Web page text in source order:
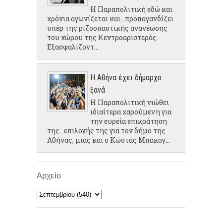
Η Παραπολιτική εδώ και
χρόνια αγωνίζεται και...προπαγανδίζει
υπέρ της ριζοσπαστικής ανανέωσης
του χώρου της Κεντροαριστεράς.
Εξασφαλίζοντ...
Η Αθήνα έχει δήμαρχο
ξανά
Η Παραπολιτική νιώθει
ιδιαίτερα χαρούμενη για
την ευρεία επικράτηση
της...επιλογής της για τον δήμο της
Αθήνας, μιας και ο Κώστας Μπακογ...
Αρχείο